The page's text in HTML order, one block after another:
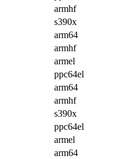
armhf
s390x
arm64
armhf
armel
ppc64el
arm64
armhf
s390x
ppc64el
armel
arm64